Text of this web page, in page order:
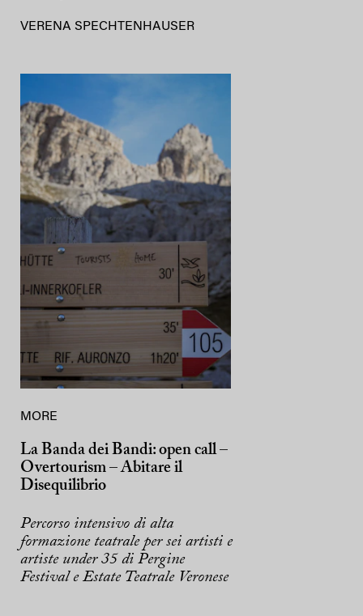
VERENA SPECHTENHAUSER
MORE
La Banda dei Bandi: open call –
Overtourism – Abitare il
Disequilibrio
Percorso intensivo di alta
formazione teatrale per sei artisti e
artiste under 35 di Pergine
Festival e Estate Teatrale Veronese